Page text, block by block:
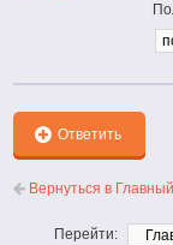
Ответить
Вернуться в
Перейти: